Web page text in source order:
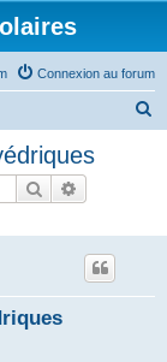
Connexion au forum
Rechercher